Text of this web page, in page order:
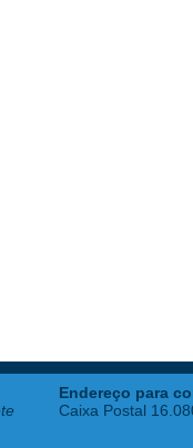
Endereço para
Caixa Postal